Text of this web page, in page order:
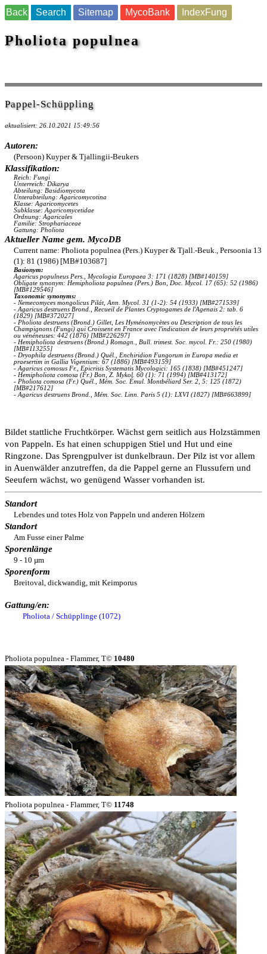
Back Search Sitemap MycoBank IndexFung
Pholiota populnea
Pappel-Schüppling
aktualisiert: 26.10.2021 15:49:56
Autoren:
(Persoon) Kuyper & Tjallingii-Beukers
Klassifikation:
Reich: Fungi
Unterreich: Dikarya
Abteilung: Basidiomycota
Unterabteilung: Agaricomycotina
Klasse: Agaricomycetes
Subklasse: Agaricomycetidae
Ordnung: Agaricales
Familie: Strophariaceae
Gattung: Pholiota
Aktueller Name gem. MycoDB
Current name: Pholiota populnea (Pers.) Kuyper & Tjall.-Beuk., Persoonia 13
(1): 81 (1986) [MB#103687]
Basionym:
Agaricus populneus Pers., Mycologia Europaea 3: 171 (1828) [MB#140159]
Obligate synonym: Hemipholiota populnea (Pers.) Bon, Doc. Mycol. 17 (65): 52 (1986)
[MB#129546]
Taxonomic synonyms:
- Nemecomyces mongolicus Pilát, Ann. Mycol. 31 (1-2): 54 (1933) [MB#271539]
- Agaricus destruens Brond., Recueil de Plantes Cryptogames de l'Agenais 2: tab. 6
(1829) [MB#372027]
- Pholiota destruens (Brond.) Gillet, Les Hyménomycètes ou Description de tous les
Champignons (Fungi) qui Croissent en France avec l'indication de leurs propriétés utiles
ou vénéneuses: 442 (1876) [MB#226297]
- Hemipholiota destruens (Brond.) Romagn., Bull. trimest. Soc. mycol. Fr.: 250 (1980)
[MB#113255]
- Dryophila destruens (Brond.) Quél., Enchiridion Fungorum in Europa media et
praesertim in Gallia Vigentium: 67 (1886) [MB#493159]
- Agaricus comosus Fr., Epicrisis Systematis Mycologici: 165 (1838) [MB#451247]
- Hemipholiota comosa (Fr.) Bon, Z. Mykol. 60 (1): 71 (1994) [MB#413172]
- Pholiota comosa (Fr.) Quél., Mém. Soc. Émul. Montbéliard Ser. 2, 5: 125 (1872)
[MB#217612]
- Agaricus destruens Brond., Mém. Soc. Linn. Paris 5 (1): LXVI (1827) [MB#663899]
Bildet stattliche Fruchtkörper. Wächst gern seitlich aus Holzstämmen
von Pappeln. Es hat einen schuppigen Stiel und Hut und eine
Ringzone. Das Sprengpulver ist dunkelbraun. Der Pilz ist vor allem
in Auenwälder anzutreffen, da die Pappel gerne an Flussufern und
Seeufern wächst, wo genügend Wasser vorhanden ist.
Standort
Lebendes und totes Holz von Pappeln und anderen Hölzern
Standort
Am Fusse einer Palme
Sporenlänge
9 - 10 µm
Sporenform
Breitoval, dickwandig, mit Keimporus
Gattung/en:
Pholiota / Schüpplinge (1072)
Pholiota populnea - Flammer, T© 10480
Pholiota populnea - Flammer, T© 11748